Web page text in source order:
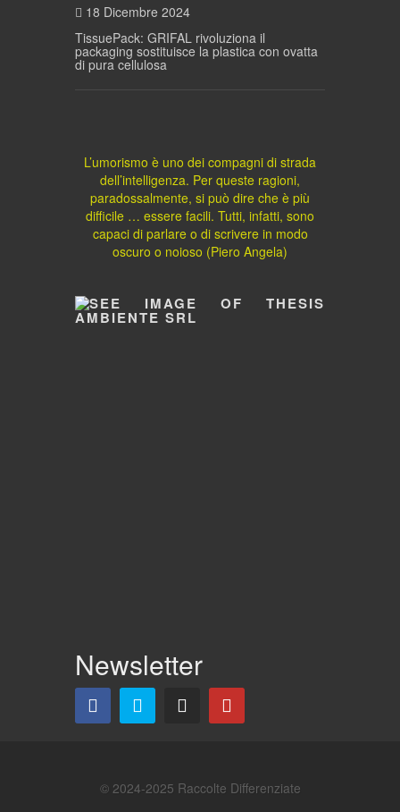
18 Dicembre 2024
TissuePack: GRIFAL rivoluziona il
packaging sostituisce la plastica con ovatta
di pura cellulosa
L’umorismo è uno dei compagni di strada
dell’intelligenza. Per queste ragioni,
paradossalmente, si può dire che è più
difficile … essere facili. Tutti, infatti, sono
capaci di parlare o di scrivere in modo
oscuro o noioso (Piero Angela)
Newsletter
© 2024-2025 Raccolte Differenziate